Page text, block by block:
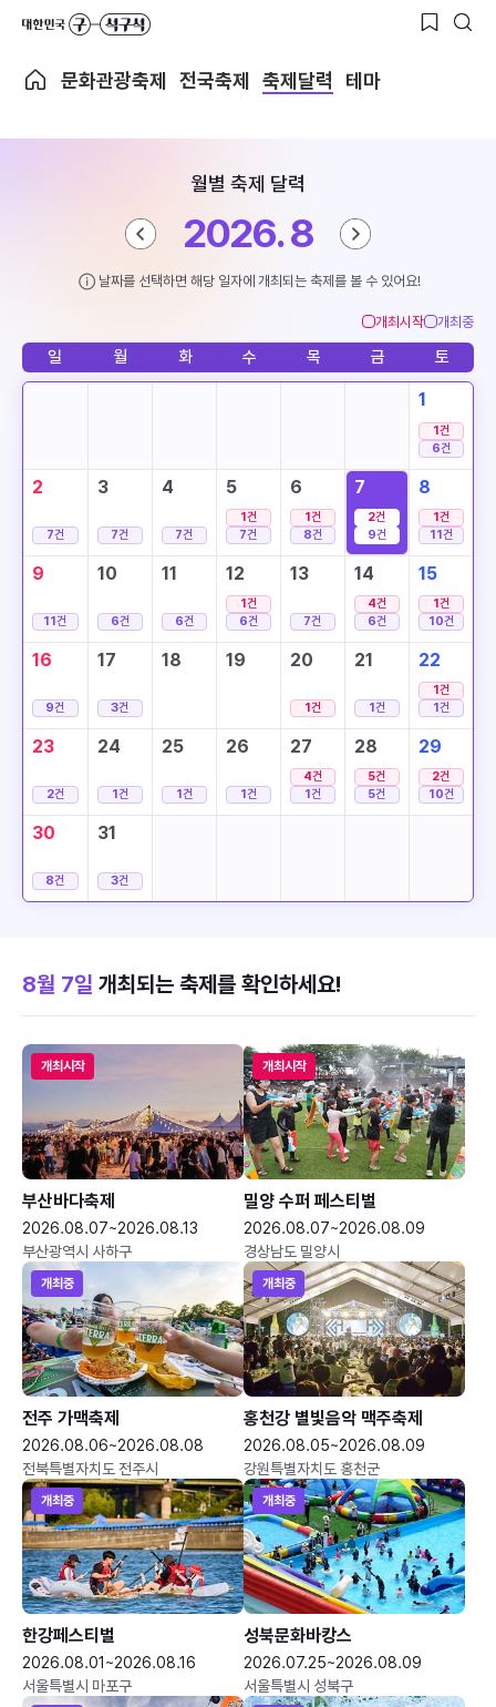
문화관광축제 전국축제 축제달력 테마
월별 축제 달력
2026. 8
날짜를 선택하면 해당 일자에 개최되는 축제를 볼 수 있어요!
개최시작 개최중
일 월 화 수 목 금 토
1
1건
6건
2
7건
3
7건
4
7건
5
1건
7건
6
1건
8건
7
2건
9건
8
1건
11건
9
11건
10
6건
11
6건
12
1건
6건
13
7건
14
4건
6건
15
1건
10건
16
9건
17
3건
18 19 20
1건
21
1건
22
1건
1건
23
2건
24
1건
25
1건
26
1건
27
4건
1건
28
5건
5건
29
2건
10건
30
8건
31
3건
8월 7일 개최되는 축제를 확인하세요!
개최시작
부산바다축제
2026.08.07~2026.08.13
부산광역시 사하구
개최시작
밀양 수퍼 페스티벌
2026.08.07~2026.08.09
경상남도 밀양시
개최중
전주 가맥축제
2026.08.06~2026.08.08
전북특별자치도 전주시
개최중
홍천강 별빛음악 맥주축제
2026.08.05~2026.08.09
강원특별자치도 홍천군
개최중
한강페스티벌
2026.08.01~2026.08.16
서울특별시 마포구
개최중
성북문화바캉스
2026.07.25~2026.08.09
서울특별시 성북구